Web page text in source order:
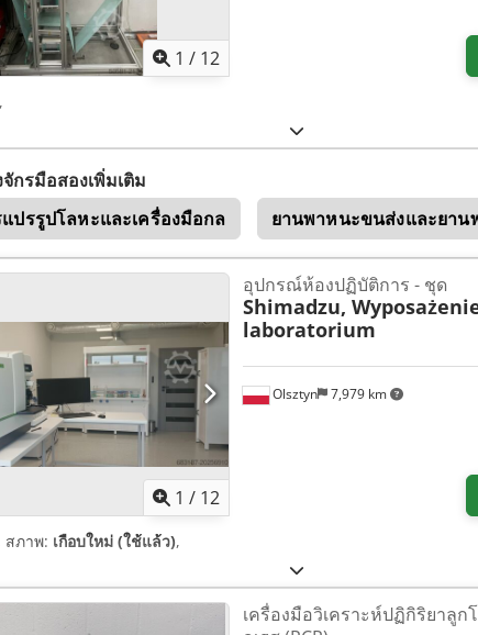
1 / 12
,
กรมือสองเพิ่มเติม
แปรรูปโลหะและเครื่องมือกล
ยานพาหนะขนส่งและยา
1 / 12
Olsztyn 7,979 km
อุปกรณ์ห้องปฏิบัติการ - ชุด
Shimadzu,
laboratorium
สภาพ: เกือบใหม่ (ใช้แล้ว),
เครื่องมือวิเคราะห์ปฏิกิริยาลูก